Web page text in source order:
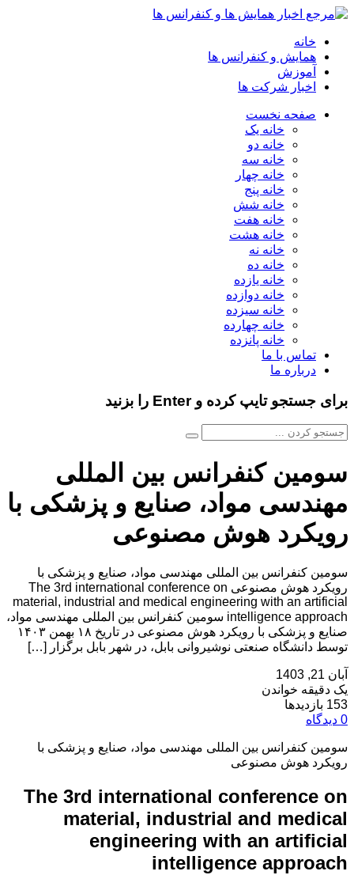
خانه
همایش و کنفرانس ها
آموزش
اخبار شرکت ها
صفحه نخست
خانه یک
خانه دو
خانه سه
خانه چهار
خانه پنج
خانه شش
خانه هفت
خانه هشت
خانه نه
خانه ده
خانه یازده
خانه دوازده
خانه سیزده
خانه چهارده
خانه پانزده
تماس با ما
درباره ما
برای جستجو تایپ کرده و Enter را بزنید
سومین کنفرانس بین المللی
مهندسی مواد، صنایع و پزشکی با
رویکرد هوش مصنوعی
سومین کنفرانس بین المللی مهندسی مواد، صنایع و پزشکی با
رویکرد هوش مصنوعی The 3rd international conference on
material, industrial and medical engineering with an artificial
intelligence approach سومین کنفرانس بین المللی مهندسی مواد،
صنایع و پزشکی با رویکرد هوش مصنوعی در تاریخ ۱۸ بهمن ۱۴۰۳
توسط دانشگاه صنعتی نوشیروانی بابل، در شهر بابل برگزار […]
آبان 21, 1403
یک دقیقه خواندن
153 بازدیدها
0 دیدگاه
سومین کنفرانس بین المللی مهندسی مواد، صنایع و پزشکی با
رویکرد هوش مصنوعی
The 3rd international conference on
material, industrial and medical
engineering with an artificial
intelligence approach